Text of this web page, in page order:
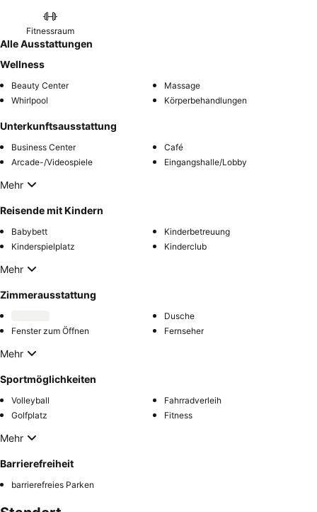
Fitnessraum
Alle Ausstattungen
Wellness
Beauty Center
Massage
Whirlpool
Körperbehandlungen
Unterkunftsausstattung
Business Center
Café
Arcade-/Videospiele
Eingangshalle/Lobby
Mehr
Reisende mit Kindern
Babybett
Kinderbetreuung
Kinderspielplatz
Kinderclub
Mehr
Zimmerausstattung
Dusche
Fenster zum Öffnen
Fernseher
Mehr
Sportmöglichkeiten
Volleyball
Fahrradverleih
Golfplatz
Fitness
Mehr
Barrierefreiheit
barrierefreies Parken